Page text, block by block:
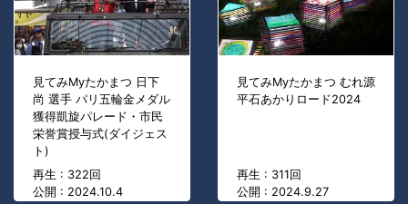
見てみMyたかまつ 日下
尚 選手 パリ五輪金メダル
獲得凱旋パレード・市民
栄誉賞授与式(ダイジェス
ト)
再生 : 322回
公開 : 2024.10.4
見てみMyたかまつ むれ源
平石あかりロード2024
再生 : 311回
公開 : 2024.9.27